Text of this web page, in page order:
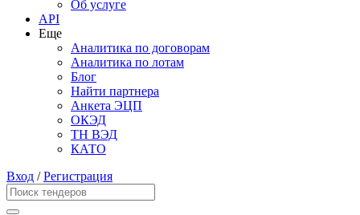
Об услуге
API
Еще
Аналитика по договорам
Аналитика по лотам
Блог
Найти партнера
Анкета ЭЦП
ОКЭД
ТН ВЭД
КАТО
Вход /Регистрация